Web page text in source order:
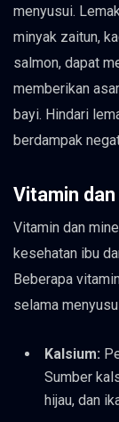
menyusui.
minyak zaitun,
salmon, dapat
memberikan
bayi. Hindari
berdampak
Vitamin dan
Vitamin dan
kesehatan ibu
Beberapa
selama
Kalsium:
Sumber
hijau, dan